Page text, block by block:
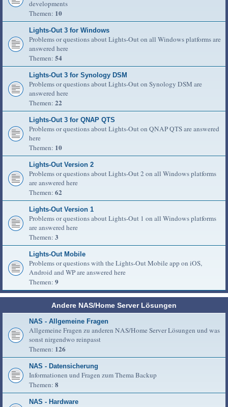
developments
Themen: 10
Lights-Out 3 for Windows
Problems or questions about Lights-Out on all Windows platforms are
answered here
Themen: 54
Lights-Out 3 for Synology DSM
Problems or questions about Lights-Out on Synology DSM are
answered here
Themen: 22
Lights-Out 3 for QNAP QTS
Problems or questions about Lights-Out on QNAP QTS are answered
here
Themen: 10
Lights-Out Version 2
Problems or questions about Lights-Out 2 on all Windows platforms
are answered here
Themen: 62
Lights-Out Version 1
Problems or questions about Lights-Out 1 on all Windows platforms
are answered here
Themen: 3
Lights-Out Mobile
Problems or questions with the Lights-Out Mobile app on iOS,
Android and WP are answered here
Themen: 9
Andere NAS/Home Server Lösungen
NAS - Allgemeine Fragen
Allgemeine Fragen zu anderen NAS/Home Server Lösungen und was
sonst nirgendwo reinpasst
Themen: 126
NAS - Datensicherung
Informationen und Fragen zum Thema Backup
Themen: 8
NAS - Hardware